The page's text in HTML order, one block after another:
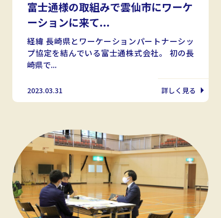
富士通様の取組みで雲仙市にワーケ
ーションに来て...
経緯 長崎県とワーケーションパートナーシッ
プ協定を結んでいる富士通株式会社。 初の長
崎県で...
2023.03.31 詳しく見る